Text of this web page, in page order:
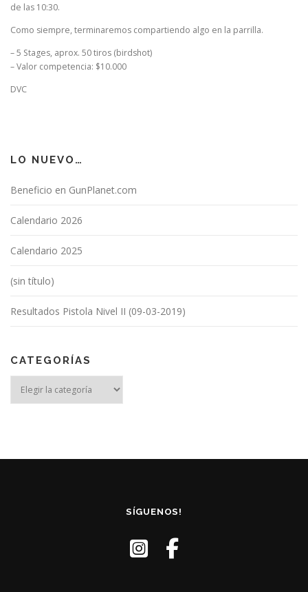
de las 10:30.
Como siempre, terminaremos compartiendo algo en la parrilla.
– 5 Stages, aprox. 50 tiros (birdshot)
– Valor competencia: $10.000
DVC
LO NUEVO…
Beneficio en GunPlanet.com
Calendario 2026
Calendario 2025
(sin título)
Resultados Pistola Nivel II (09-03-2019)
CATEGORÍAS
SÍGUENOS!